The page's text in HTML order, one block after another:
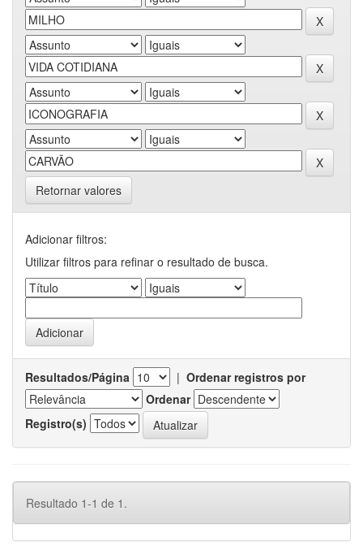
Retornar valores
Adicionar filtros:
Utilizar filtros para refinar o resultado de busca.
Resultados/Página | Ordenar registros por
Ordenar
Registro(s)
Resultado 1-1 de 1.